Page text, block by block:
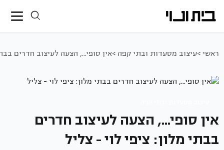
ראשי >עיצוב מסעדות ובתי קפה >אין סופי..., הצעה לעיצוב חדרים
אין סופי..., הצעה לעיצוב חדרים
בבתי מלון: ציפי לוי - צליל